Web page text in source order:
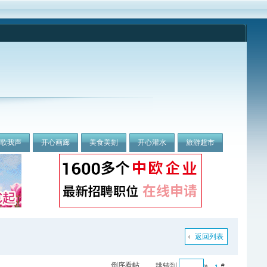
我声 开心画廊 美食美刻 开心灌水 旅游超市
返回列表
#
倒序看帖